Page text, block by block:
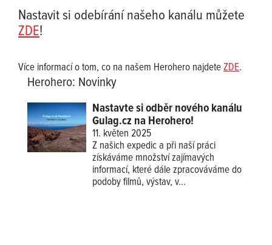
Nastavit si odebírání našeho kanálu můžete
ZDE!
Více informací o tom, co na našem Herohero najdeteZDE.
Herohero: Novinky
Nastavte si odběr nového kanálu
Gulag.cz na Herohero!
11. květen 2025
Z našich expedic a při naší práci
získáváme množství zajímavých
informací, které dále zpracováváme do
podoby filmů, výstav, v...